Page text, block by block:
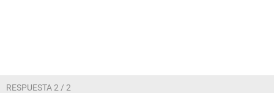
RESPUESTA 2 / 2